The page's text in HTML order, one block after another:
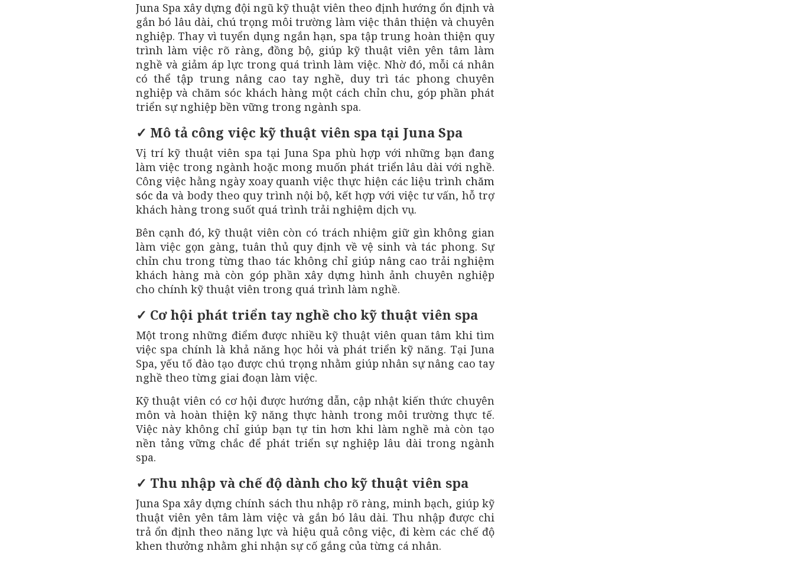
Juna Spa xây dựng đội ngũ kỹ thuật viên theo định hướng ổn định và
gắn bó lâu dài, chú trọng môi trường làm việc thân thiện và chuyên
nghiệp. Thay vì tuyển dụng ngắn hạn, spa tập trung hoàn thiện quy
trình làm việc rõ ràng, đồng bộ, giúp kỹ thuật viên yên tâm làm
nghề và giảm áp lực trong quá trình làm việc. Nhờ đó, mỗi cá nhân
có thể tập trung nâng cao tay nghề, duy trì tác phong chuyên
nghiệp và chăm sóc khách hàng một cách chỉn chu, góp phần phát
triển sự nghiệp bền vững trong ngành spa.
✓ Mô tả công việc kỹ thuật viên spa tại Juna Spa
Vị trí kỹ thuật viên spa tại Juna Spa phù hợp với những bạn đang
làm việc trong ngành hoặc mong muốn phát triển lâu dài với nghề.
Công việc hằng ngày xoay quanh việc thực hiện các liệu trình chăm
sóc da và body theo quy trình nội bộ, kết hợp với việc tư vấn, hỗ trợ
khách hàng trong suốt quá trình trải nghiệm dịch vụ.
Bên cạnh đó, kỹ thuật viên còn có trách nhiệm giữ gìn không gian
làm việc gọn gàng, tuân thủ quy định về vệ sinh và tác phong. Sự
chỉn chu trong từng thao tác không chỉ giúp nâng cao trải nghiệm
khách hàng mà còn góp phần xây dựng hình ảnh chuyên nghiệp
cho chính kỹ thuật viên trong quá trình làm nghề.
✓ Cơ hội phát triển tay nghề cho kỹ thuật viên spa
Một trong những điểm được nhiều kỹ thuật viên quan tâm khi tìm
việc spa chính là khả năng học hỏi và phát triển kỹ năng. Tại Juna
Spa, yếu tố đào tạo được chú trọng nhằm giúp nhân sự nâng cao tay
nghề theo từng giai đoạn làm việc.
Kỹ thuật viên có cơ hội được hướng dẫn, cập nhật kiến thức chuyên
môn và hoàn thiện kỹ năng thực hành trong môi trường thực tế.
Việc này không chỉ giúp bạn tự tin hơn khi làm nghề mà còn tạo
nền tảng vững chắc để phát triển sự nghiệp lâu dài trong ngành
spa.
✓ Thu nhập và chế độ dành cho kỹ thuật viên spa
Juna Spa xây dựng chính sách thu nhập rõ ràng, minh bạch, giúp kỹ
thuật viên yên tâm làm việc và gắn bó lâu dài. Thu nhập được chi
trả ổn định theo năng lực và hiệu quả công việc, đi kèm các chế độ
khen thưởng nhằm ghi nhận sự cố gắng của từng cá nhân.